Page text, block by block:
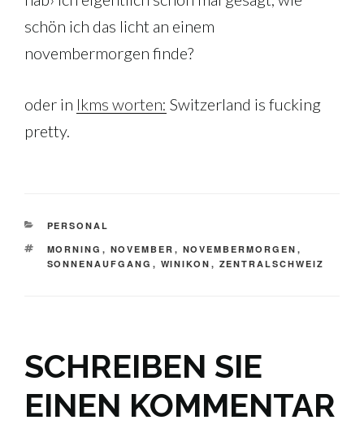
schön ich das licht an einem
novembermorgen finde?
oder in lkms worten: Switzerland is fucking
pretty.
KATEGORIEN
PERSONAL
SCHLAGWÖRTER
MORNING , NOVEMBER , NOVEMBERMORGEN ,
SONNENAUFGANG , WINIKON , ZENTRALSCHWEIZ
SCHREIBEN SIE
EINEN KOMMENTAR